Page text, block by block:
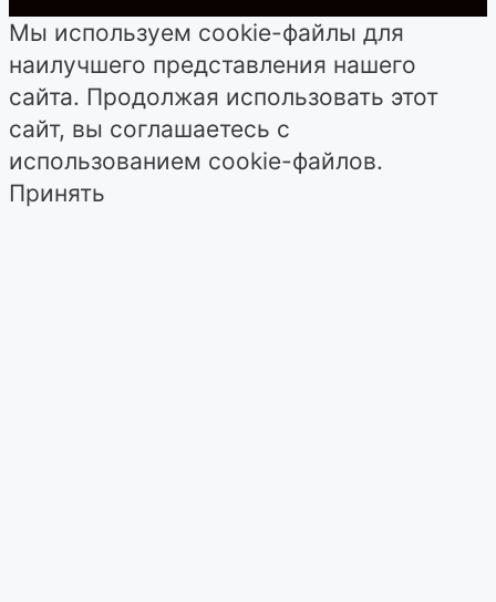
Мы используем cookie-файлы для
наилучшего представления нашего
сайта. Продолжая использовать этот
сайт, вы соглашаетесь с
использованием cookie-файлов.
Принять